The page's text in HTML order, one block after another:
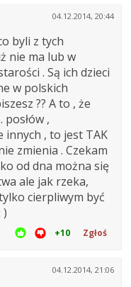
04.12.2014, 20:44
byli z tych
nie ma lub w
. Są ich dzieci
w polskich
?? A to , że
,
innych , to jest TAK
zmienia . Czekam
od dna można się
ale jak rzeka,
cierpliwym być
)
+10 Zgłoś
04.12.2014, 21:06